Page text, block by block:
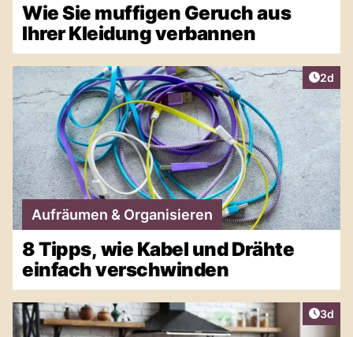
Wie Sie muffigen Geruch aus
Ihrer Kleidung verbannen
2d
Aufräumen & Organisieren
8 Tipps, wie Kabel und Drähte
einfach verschwinden
3d